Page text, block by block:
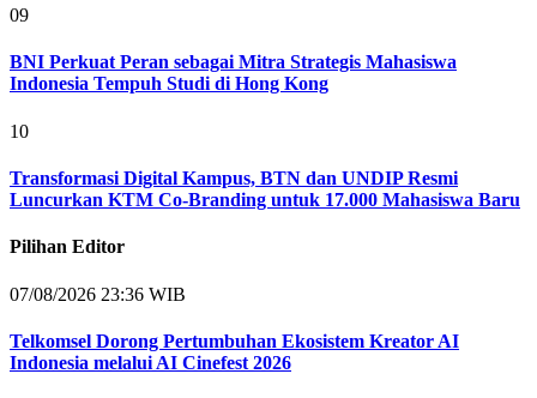
09
BNI Perkuat Peran sebagai Mitra Strategis Mahasiswa
Indonesia Tempuh Studi di Hong Kong
10
Transformasi Digital Kampus, BTN dan UNDIP Resmi
Luncurkan KTM Co-Branding untuk 17.000 Mahasiswa Baru
Pilihan Editor
07/08/2026 23:36 WIB
Telkomsel Dorong Pertumbuhan Ekosistem Kreator AI
Indonesia melalui AI Cinefest 2026